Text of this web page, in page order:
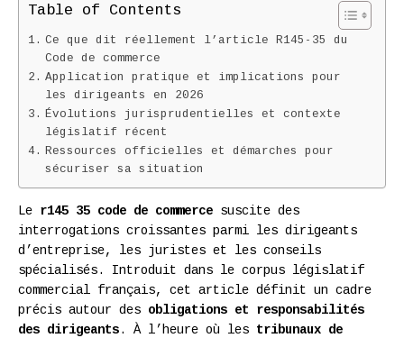
Table of Contents
Ce que dit réellement l’article R145-35 du
Code de commerce
Application pratique et implications pour
les dirigeants en 2026
Évolutions jurisprudentielles et contexte
législatif récent
Ressources officielles et démarches pour
sécuriser sa situation
Le r145 35 code de commerce suscite des
interrogations croissantes parmi les dirigeants
d’entreprise, les juristes et les conseils
spécialisés. Introduit dans le corpus législatif
commercial français, cet article définit un cadre
précis autour des obligations et responsabilités
des dirigeants. À l’heure où les tribunaux de